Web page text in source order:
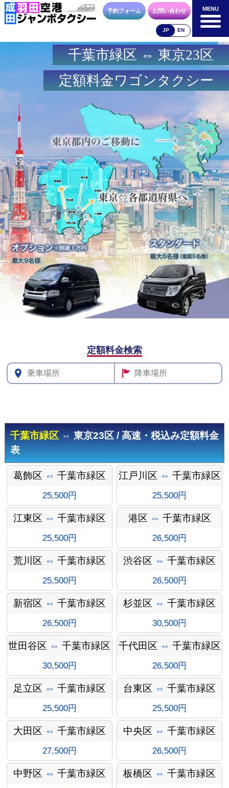
MENU
料金表
羽田空港
料金表
空港送迎以外
料金表
車種・荷物 お支払方法 合流方法
お問合せ 予約フォーム
その他料
金
オプショ
ン料金
予約フォーム お問い合わせ
JP EN
MENU
千葉市緑区 ⇔ 東京23区
定額料金ワゴンタクシー
定額料金検索
千葉市緑区⇔ 東京23区 / 高速・税込み定額料金
表
葛飾区 ⇔ 千葉市緑区
25,500円
江戸川区 ⇔ 千葉市緑区
25,500円
江東区 ⇔ 千葉市緑区
25,500円
港区 ⇔ 千葉市緑区
26,500円
荒川区 ⇔ 千葉市緑区
25,500円
渋谷区 ⇔ 千葉市緑区
26,500円
新宿区 ⇔ 千葉市緑区
26,500円
杉並区 ⇔ 千葉市緑区
30,500円
世田谷区 ⇔ 千葉市緑区
30,500円
千代田区 ⇔ 千葉市緑区
26,500円
足立区 ⇔ 千葉市緑区
25,500円
台東区 ⇔ 千葉市緑区
25,500円
大田区 ⇔ 千葉市緑区
27,500円
中央区 ⇔ 千葉市緑区
26,500円
中野区 ⇔ 千葉市緑区 板橋区 ⇔ 千葉市緑区